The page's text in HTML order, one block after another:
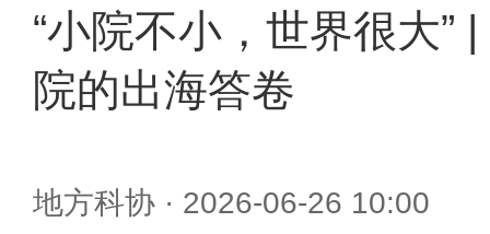
“小院不小，世界很大”
院的出海答卷
地方科协 · 2026-06-26 10:00